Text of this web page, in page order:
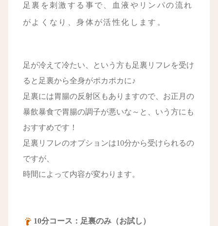
足裏を刺激する事で、血液やリンパの流れ
がよくなり、身体が活性化します。
足が冷えて冷たい、という方も足裏リフレを受け
ると足裏から全身がポカポカに♪
足裏には胃腸の反射区もありますので、お正月の
暴飲暴食で胃腸の調子が悪いな～と、いう方にも
おすすめです！
足裏リフレのオプションは10分から受けられるの
ですが、
時間によって内容が変わります。
10分コース：足裏のみ（お試し）